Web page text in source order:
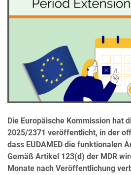
Die Europäische Kommission hat
2025/2371 veröffentlicht, in der
dass EUDAMED die funktionalen
Gemäß Artikel 123(d) der MDR
Monate nach Veröffentlichung